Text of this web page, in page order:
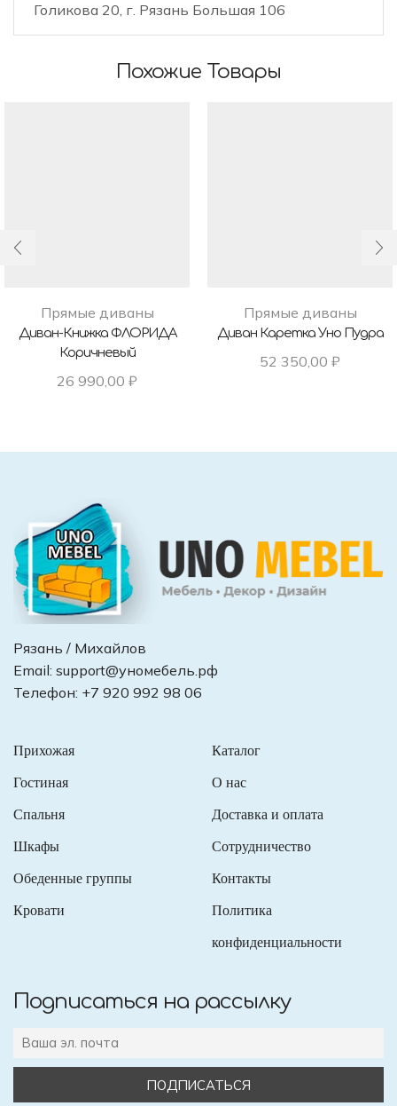
Голикова 20, г. Рязань Большая 106
Похожие Товары
Прямые диваны
Диван-Книжка ФЛОРИДА
Коричневый
26 990,00 ₽
Прямые диваны
Диван Каретка Уно Пудра
52 350,00 ₽
Рязань / Михайлов
Email: support@уномебель.рф
Телефон: +7 920 992 98 06
Прихожая
Гостиная
Спальня
Шкафы
Обеденные группы
Кровати
Каталог
О нас
Доставка и оплата
Сотрудничество
Контакты
Политика
конфиденциальности
Подписаться на рассылку